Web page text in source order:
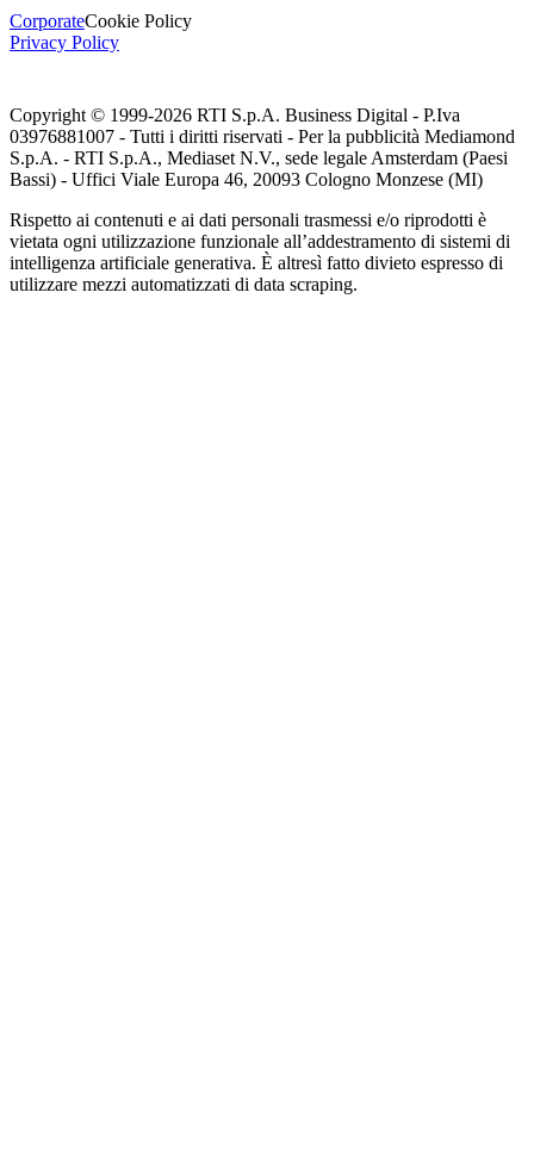
CorporateCookie Policy
Privacy Policy
Copyright © 1999-2026 RTI S.p.A. Business Digital - P.Iva
03976881007 - Tutti i diritti riservati - Per la pubblicità Mediamond
S.p.A. - RTI S.p.A., Mediaset N.V., sede legale Amsterdam (Paesi
Bassi) - Uffici Viale Europa 46, 20093 Cologno Monzese (MI)
Rispetto ai contenuti e ai dati personali trasmessi e/o riprodotti è
vietata ogni utilizzazione funzionale all’addestramento di sistemi di
intelligenza artificiale generativa. È altresì fatto divieto espresso di
utilizzare mezzi automatizzati di data scraping.